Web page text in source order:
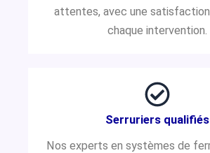
attentes, avec une
chaque intervention.
Serruriers qualifiés
Nos experts en systèmes de